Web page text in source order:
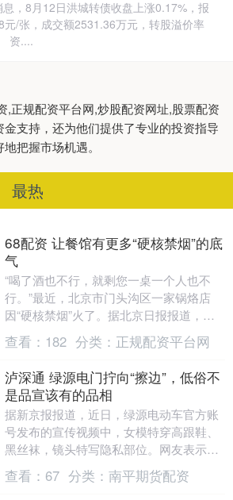
，8月12日洪城转债收盘上涨0.17%，报
元/张，成交额2531.36万元，转股溢价率
资....
,正规配资平台网,炒股配资网址,股票配资
支持，还为他们提供了专业的投资指导
把握市场机遇。
最热
68配资 让餐馆有更多“硬核禁烟”的底
气
“喝了酒也不行，就剩您一桌一个人也不
行。”最近，北京市门头沟区一家锅烙店
因“硬核禁烟”火了。据北京日报报道，这
家店内贴了密密麻麻态度强硬的禁烟标
识，标识还提醒顾....
查看： 182 分类： 正规配资平台网
泸深通 绿源电门拧向“擦边”，低俗不
是品宣该有的品相
据新京报报道，近日，绿源电动车官方账
号发布的宣传视频中，女模特穿高跟鞋、
黑丝袜，镜头特写隐私部位。网友表示，
模特穿搭不符合现实场景，拍摄视角引人
不适，质疑故意“....
查看： 67 分类： 南平期货配资